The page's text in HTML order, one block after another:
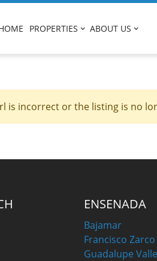
PROPERTIES ABOUT US
is incorrect or the listing is no
ENSENADA
Bajamar
Francisco Zarco
Guadalupe